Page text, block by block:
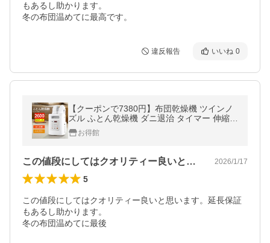
もあるし助かります。
違反報告 いいね 0
【クーポンで7380円】布団乾燥機 ツインノ
ズル ふとん乾燥機 ダニ退治 タイマー 伸縮ホ
ース 除臭 ダニ ダブルホース 布団 乾燥 除湿
靴乾燥 梅雨対策
お得館
この値段にしてはクオリティー良いと思い… 2026/1/17
5
この値段にしてはクオリティー良いと思います。延長保証
もあるし助かります。
冬の布団温めてに最後